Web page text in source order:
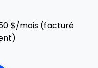
$/mois (facturé